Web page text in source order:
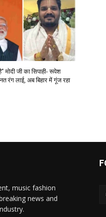
मोदी जी का सिपाही- रूपेश
रंग लाई, अब बिहार में गूंज रहा
music fashion
news and